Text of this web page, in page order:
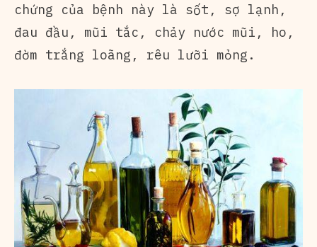
chứng của bệnh này là sốt, sợ lạnh,
đau đầu, mũi tắc, chảy nước mũi, ho,
đờm trắng loãng, rêu lưỡi mỏng.